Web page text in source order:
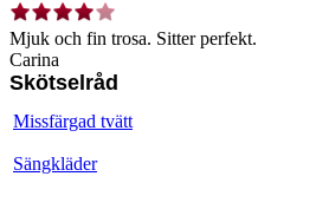
Mjuk och fin trosa. Sitter perfekt.
Carina
Skötselråd
Missfärgad tvätt
Sängkläder